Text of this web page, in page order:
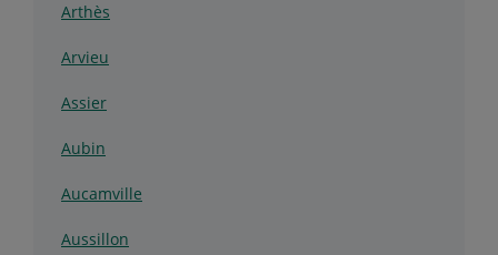
Arthès
Arvieu
Assier
Aubin
Aucamville
Aussillon